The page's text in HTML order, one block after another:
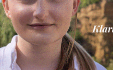
Più lette
Figline Incisa Valdarno 1